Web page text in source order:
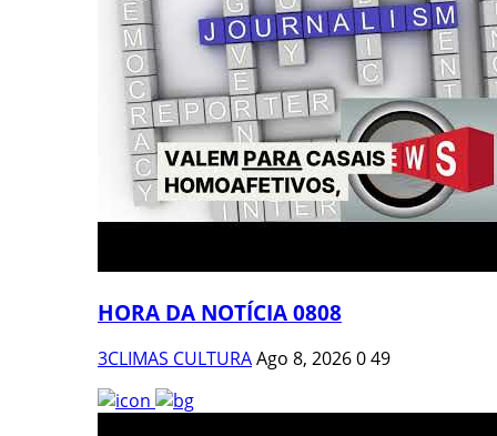
HORA DA NOTÍCIA 0808
3CLIMAS CULTURAAgo 8, 2026049